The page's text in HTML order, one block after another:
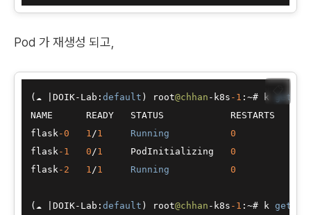
Pod 가 재생성 되고,
(☁ DOIK- Lab: default ) root@chhan - k8s -1 : ~# k get
NAME      READY   STATUS            RESTARTS
flask -0 1 /1 Running 0
flask -1 0 /1
     PodInitializing
0
flask -2 1 /1 Running 0
(☁ DOIK- Lab: default ) root@chhan - k8s -1 : ~# k get
📋